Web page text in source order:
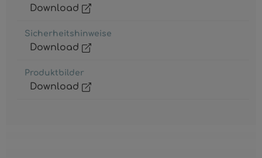
Download
Sicherheitshinweise
Download
Produktbilder
Download